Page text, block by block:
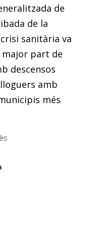
de
de la
sanitària va
major part de
descensos
amb
més